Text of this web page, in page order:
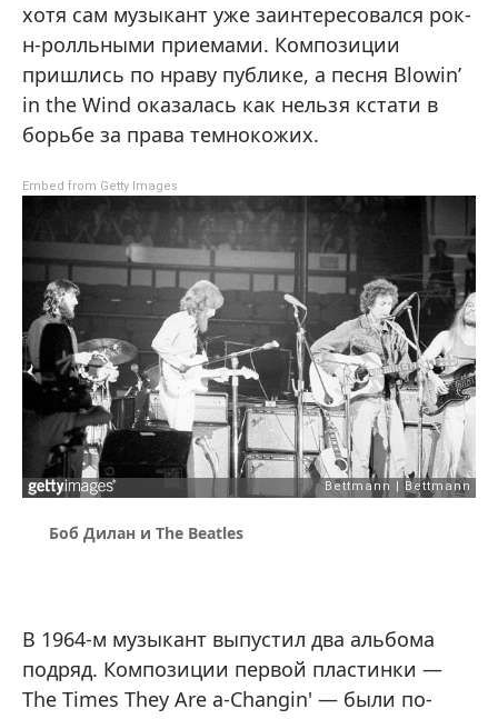
хотя сам музыкант уже заинтересовался рок-
н-ролльными приемами. Композиции
пришлись по нраву публике, а песня Blowin’
in the Wind оказалась как нельзя кстати в
борьбе за права темнокожих.
Embed from Getty Images
Боб Дилан и The Beatles
В 1964-м музыкант выпустил два альбома
подряд. Композиции первой пластинки —
The Times They Are a-Changin' — были по-